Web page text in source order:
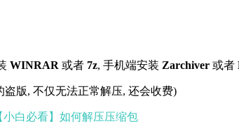
WINRAR 或者 7z, 手机端安装 Zarchiver 或者
版, 不仅无法正常解压, 还会收费)
小白必看】如何解压压缩包